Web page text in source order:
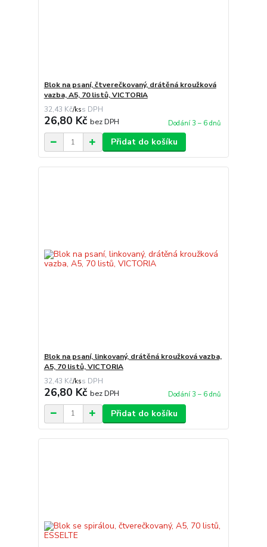
Blok na psaní, čtverečkovaný, drátěná kroužková
vazba, A5, 70 listů, VICTORIA
32,43 Kč/ks
26,80 Kč bez DPH Dodání 3 – 6 dnů
Přidat do košíku
Blok na psaní, linkovaný, drátěná kroužková vazba,
A5, 70 listů, VICTORIA
32,43 Kč/ks
26,80 Kč bez DPH Dodání 3 – 6 dnů
Přidat do košíku